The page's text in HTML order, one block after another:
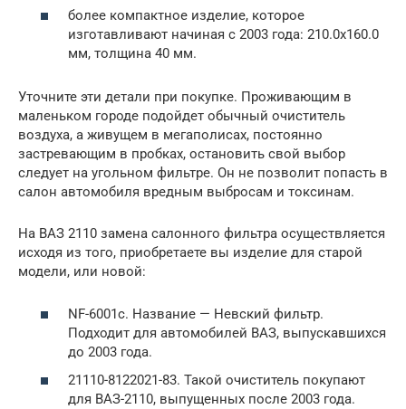
более компактное изделие, которое
изготавливают начиная с 2003 года: 210.0х160.0
мм, толщина 40 мм.
Уточните эти детали при покупке. Проживающим в
маленьком городе подойдет обычный очиститель
воздуха, а живущем в мегаполисах, постоянно
застревающим в пробках, остановить свой выбор
следует на угольном фильтре. Он не позволит попасть в
салон автомобиля вредным выбросам и токсинам.
На ВАЗ 2110 замена салонного фильтра осуществляется
исходя из того, приобретаете вы изделие для старой
модели, или новой:
NF-6001c. Название — Невский фильтр.
Подходит для автомобилей ВАЗ, выпускавшихся
до 2003 года.
21110-8122021-83. Такой очиститель покупают
для ВАЗ-2110, выпущенных после 2003 года.